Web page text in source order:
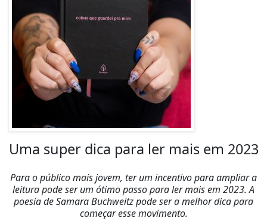
Uma super dica para ler mais em 2023
Para o público mais jovem, ter um incentivo para ampliar a
leitura pode ser um ótimo passo para ler mais em 2023. A
poesia de Samara Buchweitz pode ser a melhor dica para
começar esse movimento.